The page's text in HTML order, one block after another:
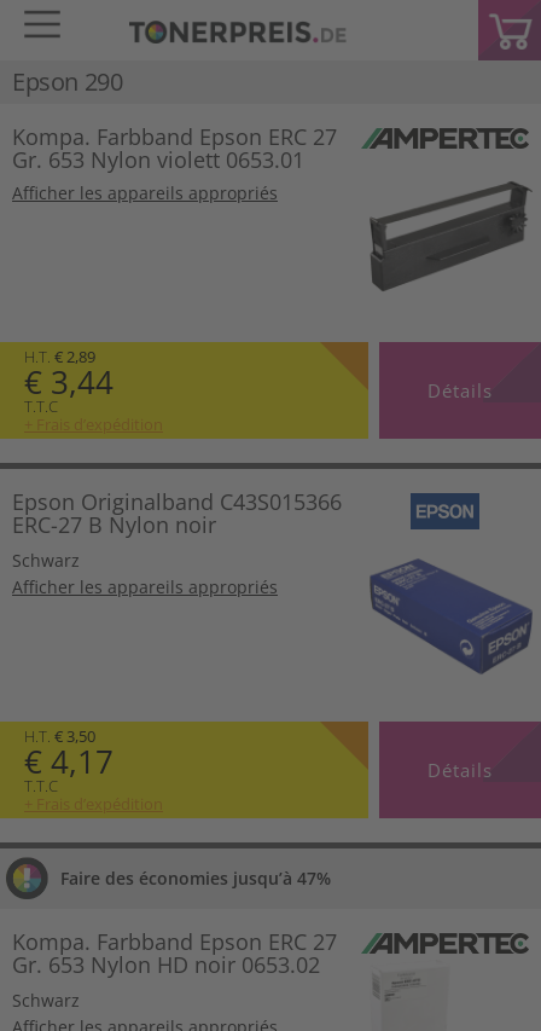
Epson 290
Kompa. Farbband Epson ERC 27
Gr. 653 Nylon violett 0653.01
Afficher les appareils appropriés
H.T. € 2,89
€ 3,44
T.T.C
+ Frais d’expédition
Détails
Epson Originalband C43S015366
ERC-27 B Nylon noir
Schwarz
Afficher les appareils appropriés
H.T. € 3,50
€ 4,17
T.T.C
+ Frais d’expédition
Détails
Faire des économies jusqu’à 47%
Kompa. Farbband Epson ERC 27
Gr. 653 Nylon HD noir 0653.02
Schwarz